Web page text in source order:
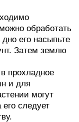
обработать
его насыпьте
Затем землю
прохладное
и для
могут
его следует